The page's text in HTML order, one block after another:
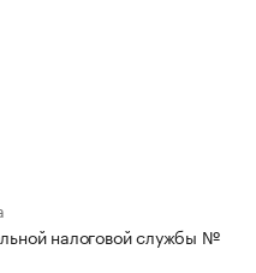
налоговой службы №